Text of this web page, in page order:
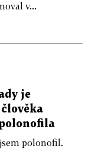
v...
je
polonofil.